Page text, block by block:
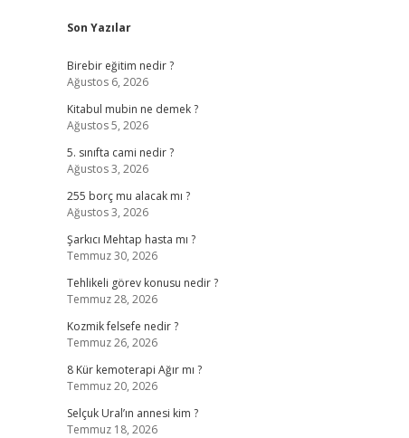
Sidebar
Son Yazılar
Birebir eğitim nedir ?
Ağustos 6, 2026
Kitabul mubin ne demek ?
Ağustos 5, 2026
5. sınıfta cami nedir ?
Ağustos 3, 2026
255 borç mu alacak mı ?
Ağustos 3, 2026
Şarkıcı Mehtap hasta mı ?
Temmuz 30, 2026
Tehlikeli görev konusu nedir ?
Temmuz 28, 2026
Kozmik felsefe nedir ?
Temmuz 26, 2026
8 Kür kemoterapi Ağır mı ?
Temmuz 20, 2026
Selçuk Ural’ın annesi kim ?
Temmuz 18, 2026
https://betci.co/vd casino giriş